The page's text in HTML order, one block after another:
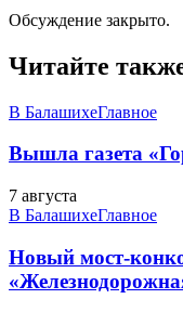
Обсуждение закрыто.
Читайте
В БалашихеГлавное
Вышла газета
7 августа
В БалашихеГлавное
Новый мост-